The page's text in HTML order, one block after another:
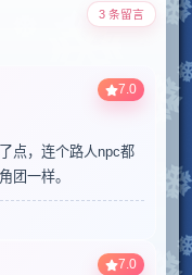
3 条留言
7.0
点，连个路人npc都
团一样。
7.0